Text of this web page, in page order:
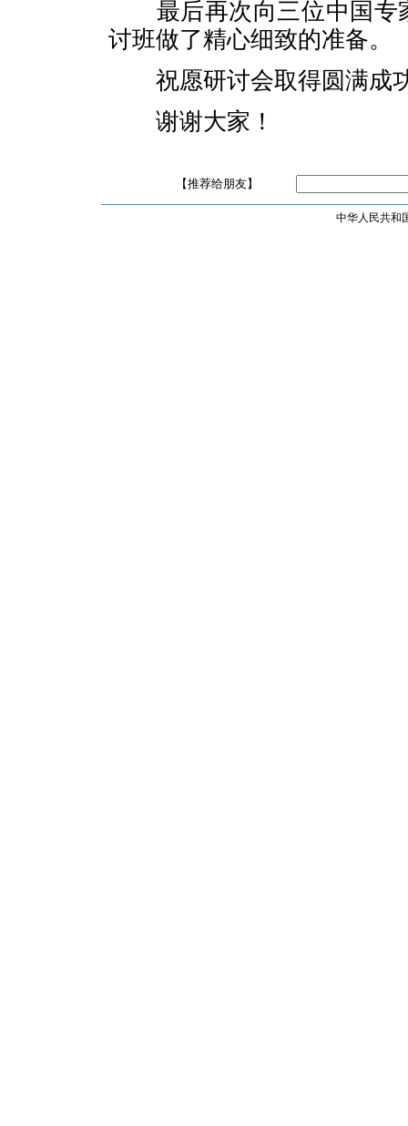
最后再次向三位中国
讨班做了精心细致的准备。
祝愿研讨会取得圆满成
谢谢大家！
【推荐给朋友】
中华人民共和